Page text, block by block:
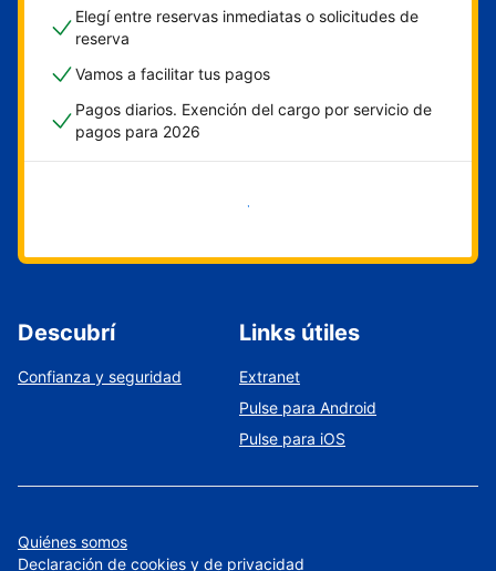
Elegí entre reservas inmediatas o solicitudes de
reserva
Vamos a facilitar tus pagos
Pagos diarios. Exención del cargo por servicio de
pagos para 2026
Empezar ahora
Descubrí
Confianza y seguridad
Links útiles
Extranet
Pulse para Android
Pulse para iOS
Quiénes somos
Declaración de cookies y de privacidad